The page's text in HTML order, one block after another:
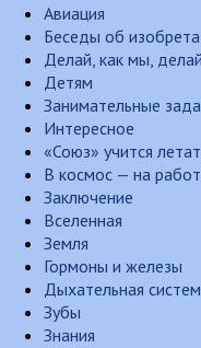
Авиация
Беседы об
Делай, как мы,
Детям
Занимательные
Интересное
«Союз» учится
В космос — на
Заключение
Вселенная
Земля
Гормоны и железы
Дыхательная
Зубы
Знания